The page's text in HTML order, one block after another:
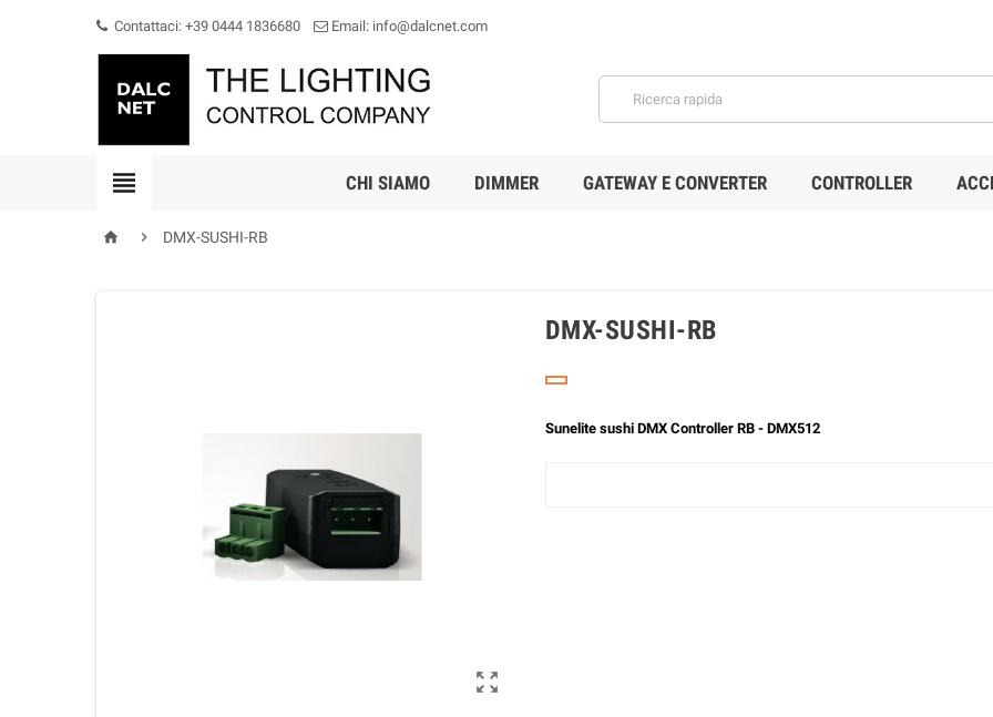
Contattaci: +39 0444 1836680 Email: info@dalcnet.com
 CHI SIAMO DIMMER GATEWAY E CONVERTER CONTROLLER
  DMX-SUSHI-RB

DMX-SUSHI-RB
Sunelite sushi DMX Controller RB - DMX512